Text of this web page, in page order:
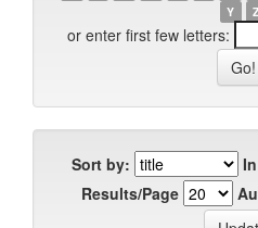
Y
Z
or enter first few letters:
Sort by:
Results/Page